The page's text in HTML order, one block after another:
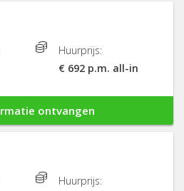
Huurprijs:
€ 692 p.m. all-in
ontvangen
Huurprijs: